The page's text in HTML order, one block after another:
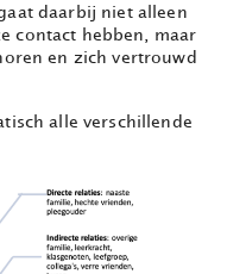
daarbij niet alleen
contact hebben, maar
en zich vertrouwd
alle verschillende